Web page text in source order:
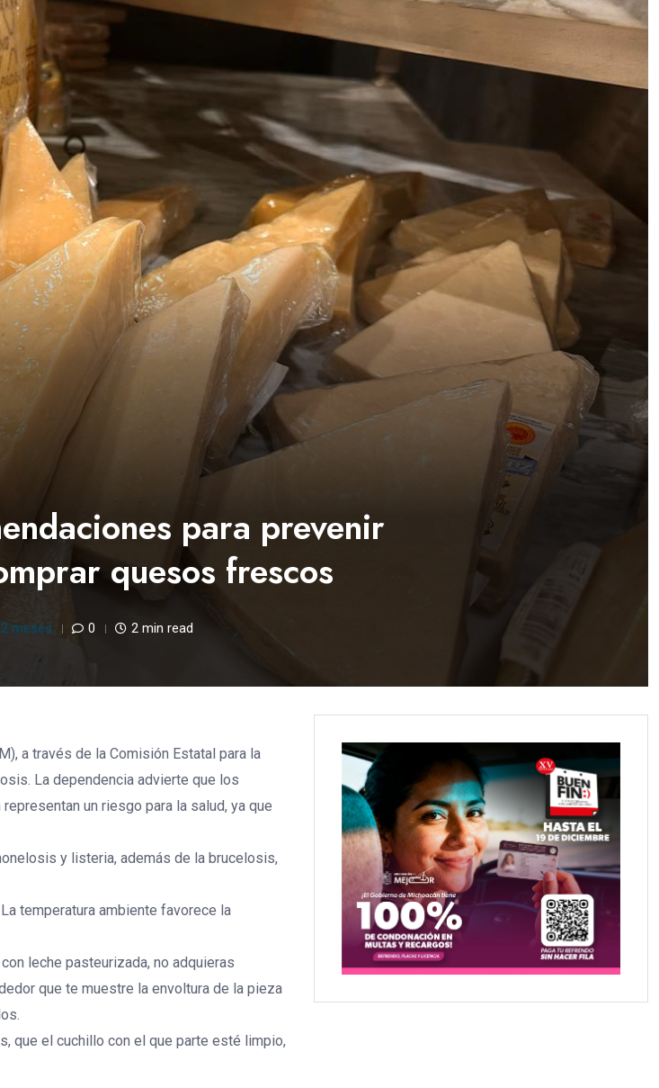
para prevenir
quesos frescos
meses 0 2 min read
a través de la Comisión Estatal para la
La dependencia advierte que los
un riesgo para la salud, ya que
y listeria, además de la brucelosis,
temperatura ambiente favorece la
leche pasteurizada, no adquieras
que te muestre la envoltura de la pieza
que el cuchillo con el que parte esté limpio,